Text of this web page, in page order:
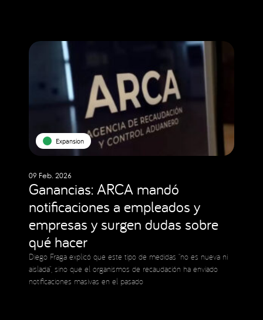
Expansion
09 Feb. 2026
Ganancias: ARCA mandó
notificaciones a empleados y
empresas y surgen dudas sobre
qué hacer
Diego Fraga explicó que este tipo de medidas “no es nueva ni
aislada”, sino que el organismos de recaudación ha enviado
notificaciones masivas en el pasado